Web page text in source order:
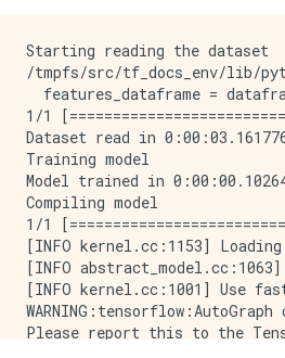
Starting reading the dataset
/tmpfs/src/tf_docs_env/lib/
features_dataframe =
1/1
Dataset read in
Training model
Model trained in
Compiling model
1/1
[INFO kernel.cc:1153]
[INFO
[INFO kernel.cc:1001] Use
Please report this to the